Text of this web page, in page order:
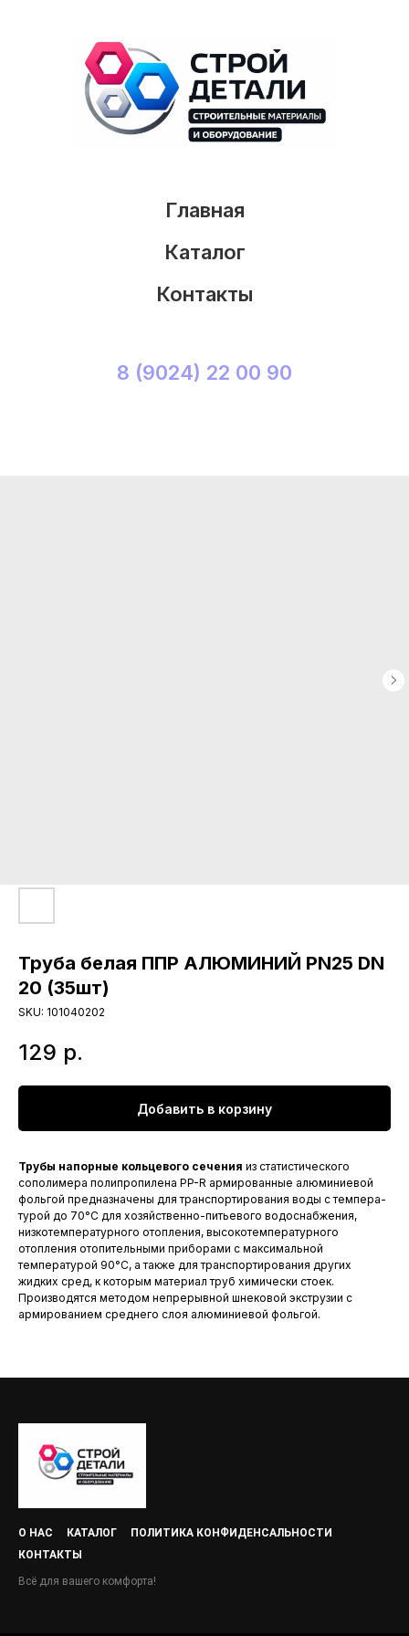
Главная
Каталог
Контакты
8 (9024) 22 00 90
Труба белая ППР АЛЮМИНИЙ PN25 DN
20 (35шт)
SKU: 101040202
129 р.
Добавить в корзину
Трубы напорные кольцевого сечения из статистического
сополимера полипропилена PP-R армированные алюминиевой
фольгой предназначены для транспортирования воды с темпера-
турой до 70°С для хозяйственно-питьевого водоснабжения,
низкотемпературного отопления, высокотемпературного
отопления отопительными приборами с максимальной
температурой 90°С, а также для транспортирования других
жидких сред, к которым материал труб химически стоек.
Производятся методом непрерывной шнековой экструзии с
армированием среднего слоя алюминиевой фольгой.
О НАС КАТАЛОГ
ПОЛИТИКА КОНФИДЕНСАЛЬНОСТИ
КОНТАКТЫ
Всё для вашего комфорта!